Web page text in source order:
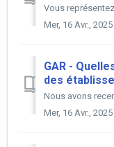
Mer, 16 Avr.,
GAR -
des
Mer, 16 Avr.,